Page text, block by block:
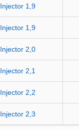
Injector 1,9
Injector 1,9
Injector 2,0
Injector 2,1
Injector 2,2
Injector 2,3